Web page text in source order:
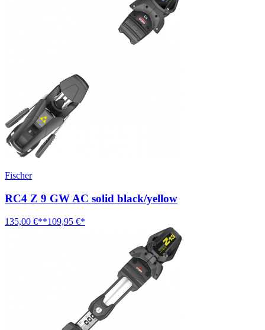
Fischer
RC4 Z 9 GW AC solid black/yellow
135,00 €**109,95 €*